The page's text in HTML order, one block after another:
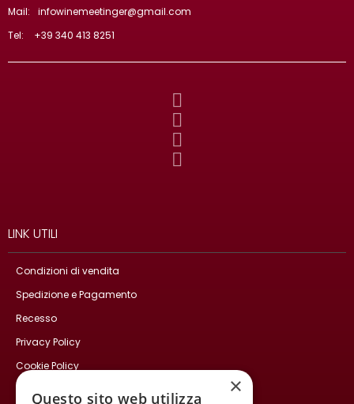
Mail:
infowinemeetinger@gmail.com
Tel:
+39 340 413 8251
LINK UTILI
Condizioni di vendita
Spedizione e Pagamento
Recesso
Privacy Policy
Cookie Policy
Contatti
×
Questo sito web utilizza